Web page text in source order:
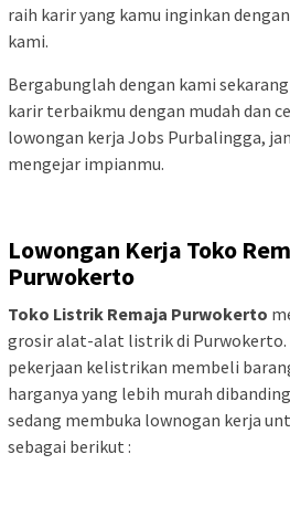
raih karir yang kamu inginkan
kami.
Bergabunglah dengan kami
karir terbaikmu dengan mudah dan
lowongan kerja Jobs Purbalingga,
mengejar impianmu.
Lowongan Kerja Toko
Purwokerto
Toko Listrik Remaja Purwokerto
grosir alat-alat listrik di Purwokerto.
pekerjaan kelistrikan membeli
harganya yang lebih murah
sedang membuka lownogan kerja
sebagai berikut :